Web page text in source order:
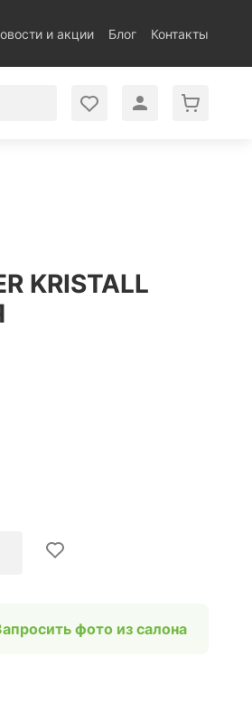
и акции Блог Контакты
KRISTALL
фото из салона